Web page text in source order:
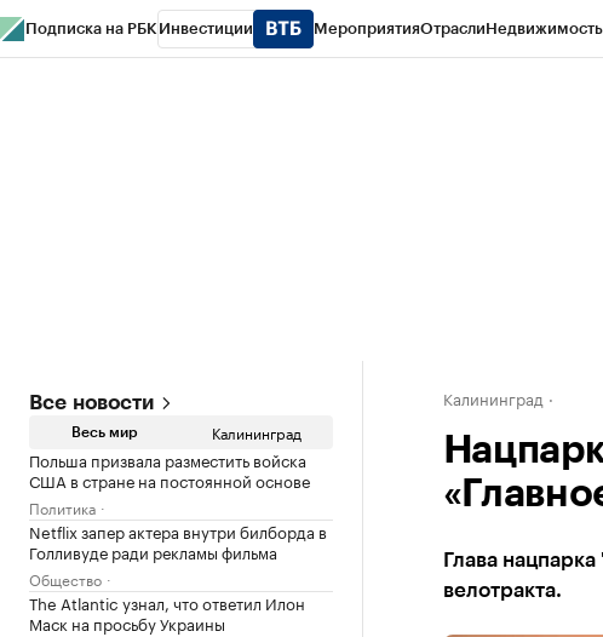
Подписка на РБК Инвестиции МероприятияОтраслиНедвижимость
Все новости
Весь мир Калининград
Польша призвала разместить войска
США в стране на постоянной основе
Политика
Netflix запер актера внутри билборда в
Голливуде ради рекламы фильма
Общество
The Atlantic узнал, что ответил Илон
Маск на просьбу Украины
Калининград
Глава
велотракта.